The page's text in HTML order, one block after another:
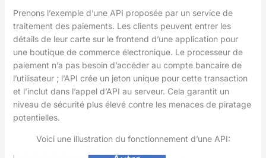
Prenons l’exemple d’une API proposée par un service de
traitement des paiements. Les clients peuvent entrer les
détails de leur carte sur le frontend d’une application pour
une boutique de commerce électronique. Le processeur de
paiement n’a pas besoin d’accéder au compte bancaire de
l’utilisateur ; l’API crée un jeton unique pour cette transaction
et l’inclut dans l’appel d’API au serveur. Cela garantit un
niveau de sécurité plus élevé contre les menaces de piratage
potentielles.
Voici une illustration du fonctionnement d’une API: